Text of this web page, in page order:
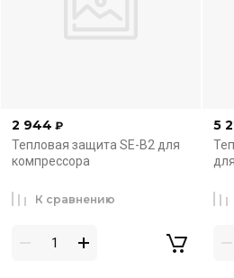
2 944 ₽
Тепловая защита SE-B2 для
компрессора
К сравнению
5